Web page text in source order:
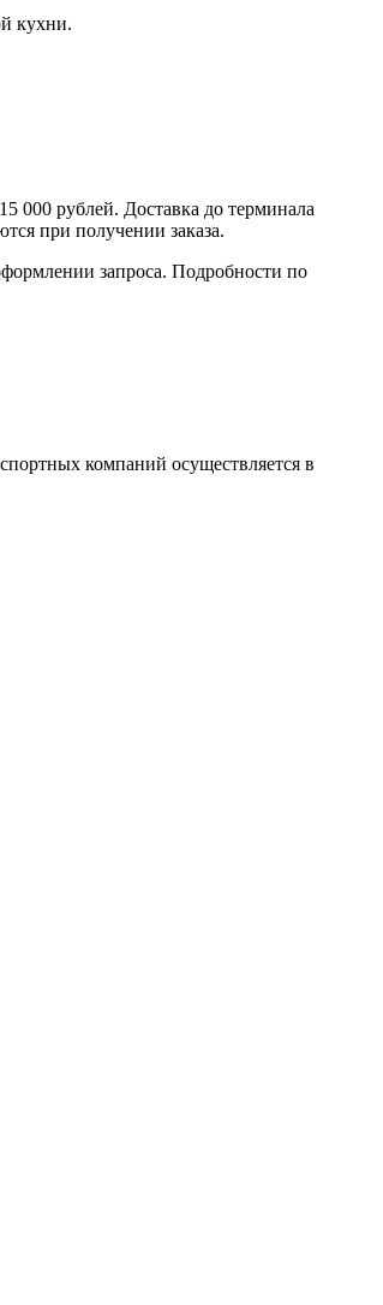
кухни.
рублей. Доставка до терминала
при получении заказа.
запроса. Подробности по
компаний осуществляется в